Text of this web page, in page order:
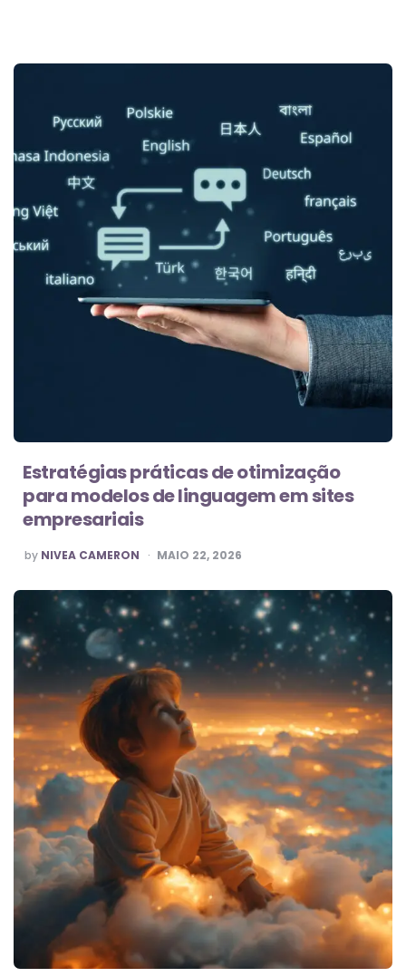
Estratégias práticas de otimização
para modelos de linguagem em sites
empresariais
POSTED
BY
by NIVEA CAMERON MAIO 22, 2026